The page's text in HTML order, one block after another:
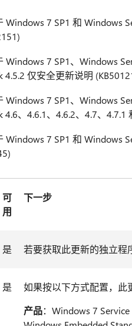
Windows 7 SP1 和 Windows
Windows 7 SP1、Windows
4.5.2 仅安全更新说明
Windows 7 SP1、Windows
4.6、4.6.1、4.6.2、4.7、
Windows 7 SP1 和 Windows
可
用
下一步
是 若要获取此更新的独立程
是
如果按以下方式配置，此
产品：Windows 7 Service